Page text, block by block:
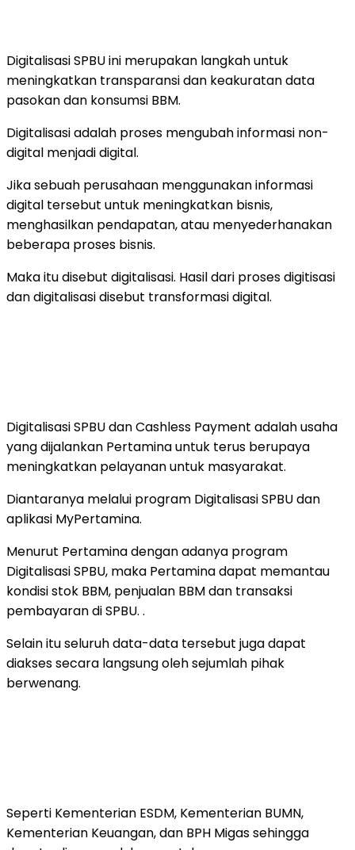
Digitalisasi SPBU ini merupakan langkah untuk
meningkatkan transparansi dan keakuratan data
pasokan dan konsumsi BBM.
Digitalisasi adalah proses mengubah informasi non-
digital menjadi digital.
Jika sebuah perusahaan menggunakan informasi
digital tersebut untuk meningkatkan bisnis,
menghasilkan pendapatan, atau menyederhanakan
beberapa proses bisnis.
Maka itu disebut digitalisasi. Hasil dari proses digitisasi
dan digitalisasi disebut transformasi digital.
Digitalisasi SPBU dan Cashless Payment adalah usaha
yang dijalankan Pertamina untuk terus berupaya
meningkatkan pelayanan untuk masyarakat.
Diantaranya melalui program Digitalisasi SPBU dan
aplikasi MyPertamina.
Menurut Pertamina dengan adanya program
Digitalisasi SPBU, maka Pertamina dapat memantau
kondisi stok BBM, penjualan BBM dan transaksi
pembayaran di SPBU. .
Selain itu seluruh data-data tersebut juga dapat
diakses secara langsung oleh sejumlah pihak
berwenang.
Seperti Kementerian ESDM, Kementerian BUMN,
Kementerian Keuangan, dan BPH Migas sehingga